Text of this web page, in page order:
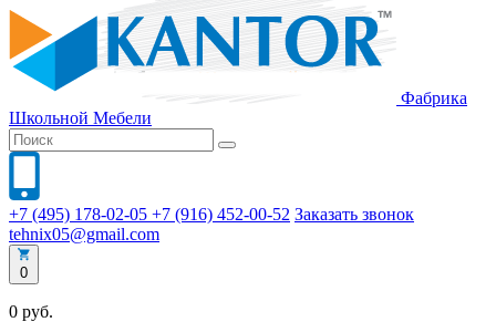
Фабрика
Школьной Мебели
+7 (495) 178-02-05 +7 (916) 452-00-52 Заказать звонок
tehnix05@gmail.com
0
0 руб.